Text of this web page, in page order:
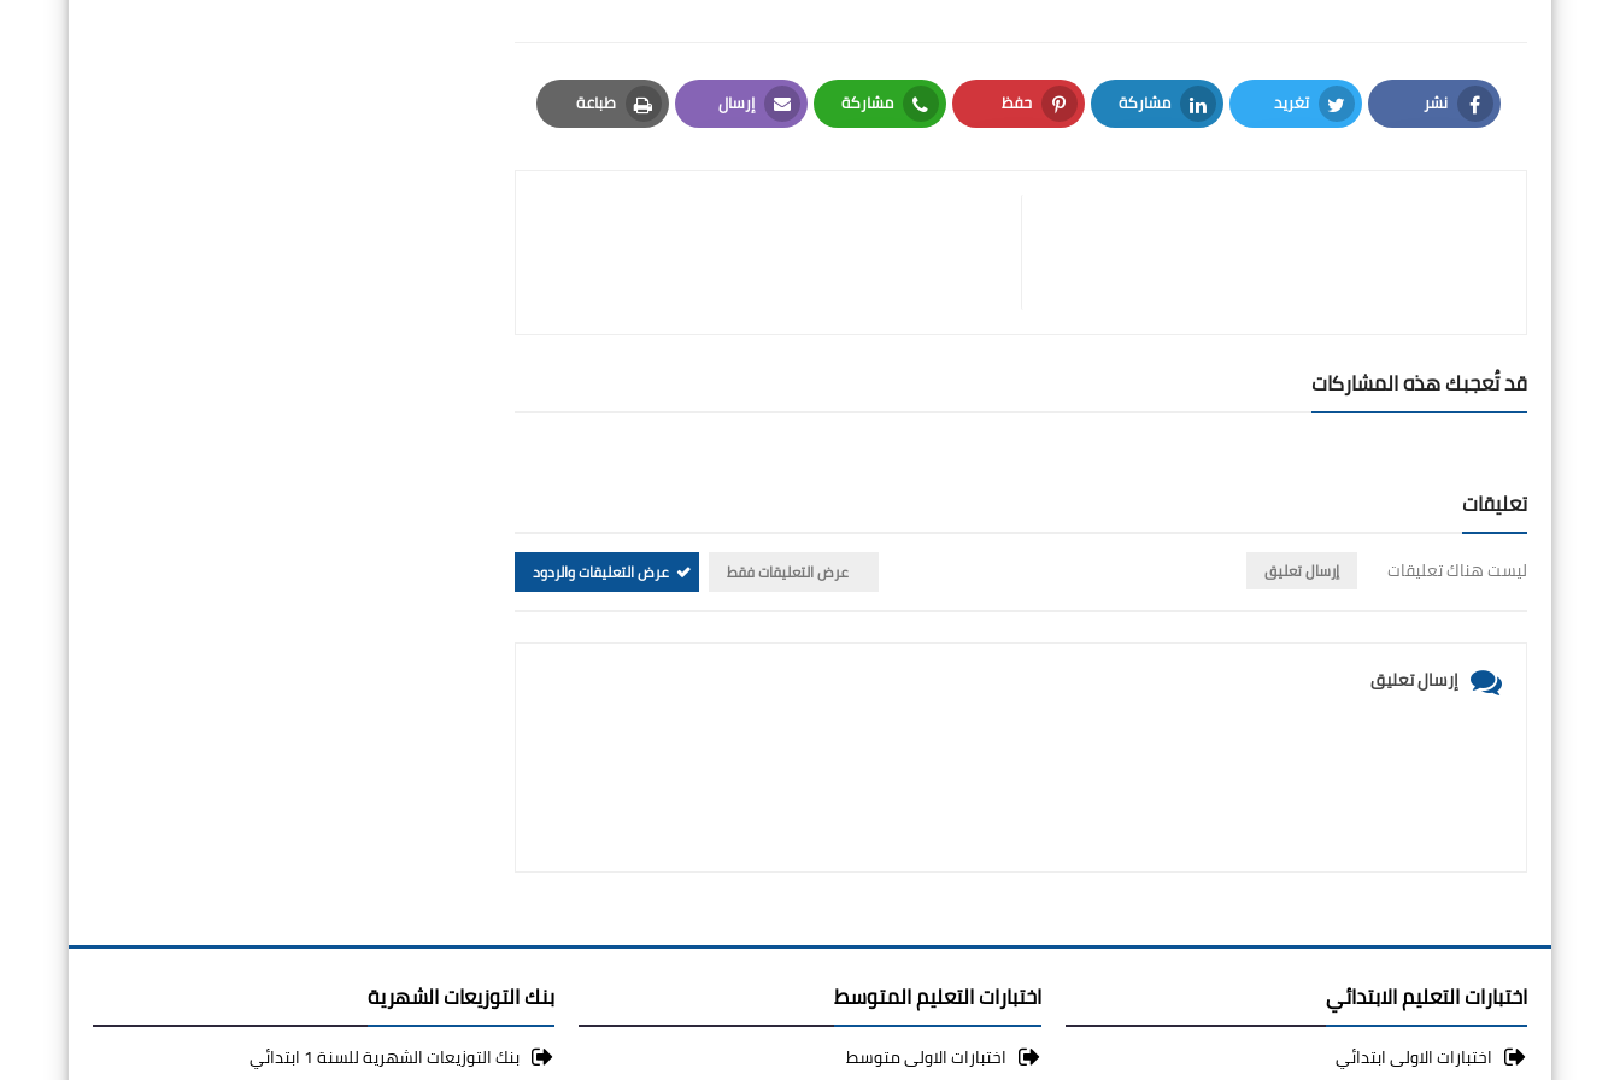
نشر
Facebook
تغريد
Twitter
مشاركة
LinkedIn
حفظ
Pinterest
مشاركة
Whatsapp
إرسال
Email
طباعة
Print
قد تُعجبك هذه المشاركات
تعليقات
ليست هناك تعليقات إرسال تعليق عرض التعليقات فقط عرض التعليقات والردود
إرسال تعليق
اختبارات التعليم الابتدائي
اختبارات الاولى ابتدائي
اختبارات التعليم المتوسط
اختبارات الاولى متوسط
بنك التوزيعات الشهرية
بنك التوزيعات الشهرية للسنة 1 ابتدائي